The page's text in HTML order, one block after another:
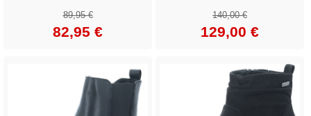
89,95 €
82,95 €
140,00 €
129,00 €